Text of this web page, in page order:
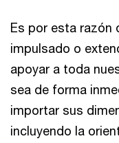
Es por esta razón
impulsado o
apoyar a toda
sea de forma
importar sus
incluyendo la